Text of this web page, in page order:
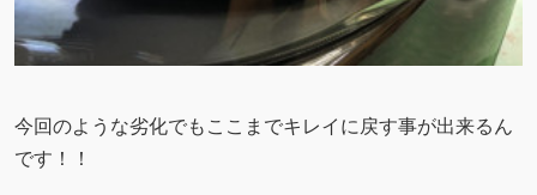
今回のような劣化でもここまでキレイに戻す事が出来るん
です！！